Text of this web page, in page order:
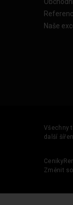
Naše
Všechny
další
Změnit